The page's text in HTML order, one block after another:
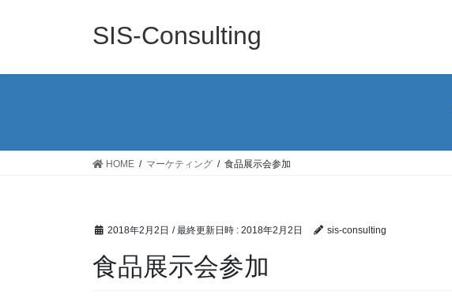
SIS-Consulting
HOME マーケティング 食品展示会参加
2018年2月2日 / 最終更新日時 : 2018年2月2日 sis-consulting
食品展示会参加